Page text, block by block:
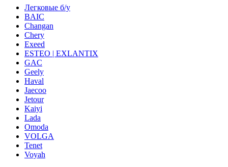
Легковые б/у
BAIC
Changan
Chery
Exeed
ESTEO | EXLANTIX
GAC
Geely
Haval
Jaecoo
Jetour
Kaiyi
Lada
Omoda
VOLGA
Tenet
Voyah